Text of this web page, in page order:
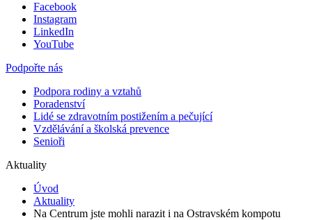
Facebook
Instagram
LinkedIn
YouTube
Podpořte nás
Podpora rodiny a vztahů
Poradenství
Lidé se zdravotním postižením a pečující
Vzdělávání a školská prevence
Senioři
Aktuality
Úvod
Aktuality
Na Centrum jste mohli narazit i na Ostravském kompotu